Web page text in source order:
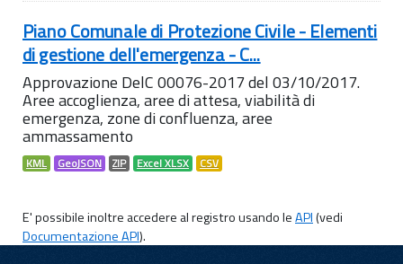
Piano Comunale di Protezione Civile - Elementi
di gestione dell'emergenza - C...
Approvazione DelC 00076-2017 del 03/10/2017.
Aree accoglienza, aree di attesa, viabilità di
emergenza, zone di confluenza, aree
ammassamento
KML GeoJSON ZIP Excel XLSX CSV
E' possibile inoltre accedere al registro usando leAPI(vedi
Documentazione API).